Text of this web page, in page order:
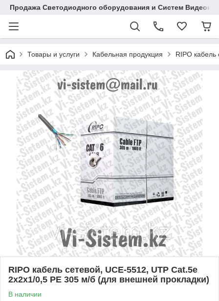
Продажа Светодиодного оборудования и Систем
Товары и услуги Кабельная продукция RIPO
RIPO кабель сетевой, UСE-5512, UTP Cat.5e
2x2x1/0,5 PE 305 м/б (для внешней прокладки)
В наличии